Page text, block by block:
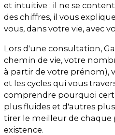
et intuitive : il ne se
des chiffres, il vous
vous, dans votre vie, avec
Lors d'une consultation,
chemin de vie, votre
à partir de votre prénom),
et les cycles qui vous
comprendre pourquoi
plus fluides et d'autres
tirer le meilleur de chaque
existence.